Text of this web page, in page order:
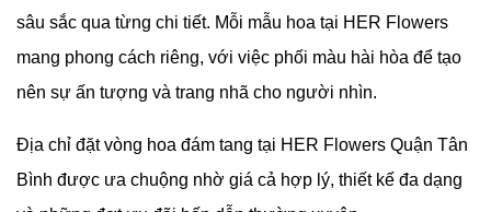
sâu sắc qua từng chi tiết. Mỗi mẫu hoa tại HER Flowers
mang phong cách riêng, với việc phối màu hài hòa để tạo
nên sự ấn tượng và trang nhã cho người nhìn.
Địa chỉ đặt vòng hoa đám tang tại HER Flowers Quận Tân
Bình được ưa chuộng nhờ giá cả hợp lý, thiết kế đa dạng